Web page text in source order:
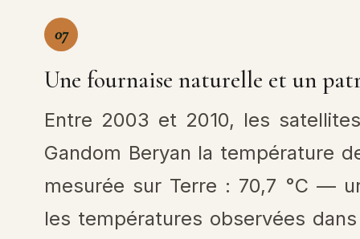
07
Une fournaise naturelle et un
Entre 2003 et 2010, les
Gandom Beryan la température
mesurée sur Terre : 70,7 °C —
les températures observées